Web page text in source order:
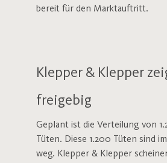
bereit für den Marktauftritt.
Klepper & Klepper
freigebig
Geplant ist die Verteilung von
Tüten. Diese 1.200 Tüten sind
weg. Klepper & Klepper